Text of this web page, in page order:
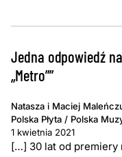
Jedna odpowiedź
„Metro””
Natasza i Maciej
Polska Płyta / Polska
1 kwietnia 2021
[…] 30 lat od premiery